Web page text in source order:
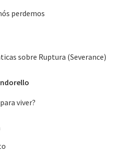
perdemos
sobre Ruptura (Severance)
viver?